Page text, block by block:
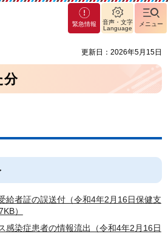
緊急情報
音声・文字
Language
メニュー
更新日：2026年5月15日
分
給者証の誤送付（令和4年2月16日保健支
）
感染症患者の情報流出（令和4年2月16日